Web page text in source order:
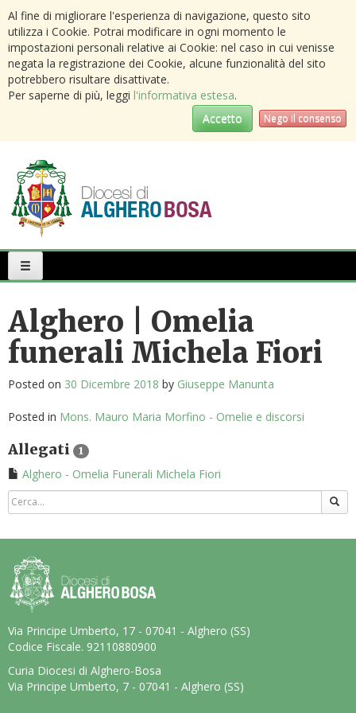
Al fine di migliorare l'esperienza di navigazione, questo sito
utilizza i Cookie. Potrai modificare in ogni momento le
impostazioni personali relative ai Cookie: nel caso in cui venisse
negata la registrazione dei Cookie, alcune funzionalità del sito
potrebbero risultare disattivate.
Per saperne di più, leggi l'informativa estesa.
Accetto
Nego il consenso
Menu
Alghero | Omelia
funerali Michela Fiori
Posted on 30 Dicembre 2018 by Giuseppe Manunta
Posted in Mons. Mauro Maria Morfino - Omelie e discorsi
Allegati 1
Alghero - Omelia Funerali Michela Fiori
Via Principe Umberto, 17 - 07041 - Alghero (SS)
Codice Fiscale. 92110880900
Curia Diocesi di Alghero-Bosa
Via Principe Umberto, 7 - 07041 - Alghero (SS)